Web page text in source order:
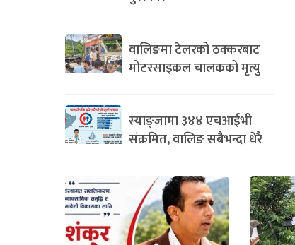
वालिङमा टेलरको ठक्करबाट
मोटरसाइकल चालकको मृत्यु
स्याङ्जामा ३४४ एचआईभी
संक्रमित, वालिङ सबैभन्दा धेरै